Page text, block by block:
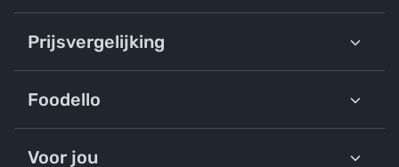
Prijsvergelijking
Foodello
Voor jou